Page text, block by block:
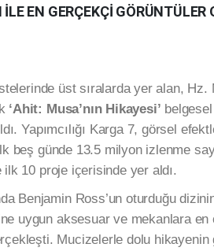
EN GERÇEKÇİ GÖRÜNTÜLER
üst sıralarda yer alan, Hz.
‘Ahit: Musa’nın Hikayesi’
Yapımcılığı Karga 7, görsel
beş günde 13.5 milyon izlenme
ilk 10 proje içerisinde yer aldı.
Benjamin Ross’un oturduğu
uygun aksesuar ve mekanlara en
Mucizelerle dolu hikayenin